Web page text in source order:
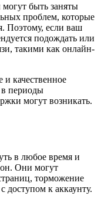
быть заняты
проблем, которые
Поэтому, если ваш
подождать или
такими как онлайн-
и качественное
в периоды
могут возникать.
в любое время и
Они могут
торможение
доступом к аккаунту.